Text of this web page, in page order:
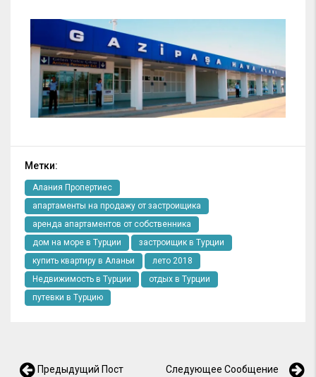
Метки:
Алания Пропертиес
апартаменты на продажу от застроищика
аренда апартаментов от собственника
дом на море в Турции
застроищик в Турции
купить квартиру в Аланьи
лето 2018
Недвижимость в Турции
отдых в Турции
путевки в Турцию
Предыдущий Пост Следующее Сообщение